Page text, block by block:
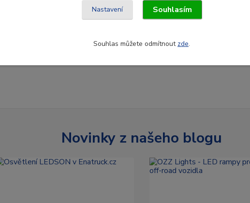
Novinky z našeho blogu
Nastavení Souhlasím
Souhlas můžete odmítnout zde.